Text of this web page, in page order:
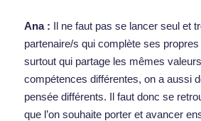
Ana : Il ne faut pas se lancer seul et
partenaire/s qui complète ses
surtout qui partage les mêmes
compétences différentes, on a aussi
pensée différents. Il faut donc se
que l’on souhaite porter et avancer